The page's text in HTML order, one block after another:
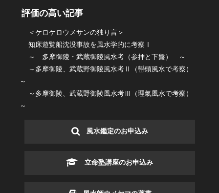
評価の高い記事
＜ケロケロウメサンの独り言＞
知床遊覧船沈没事故を風水学的に考察Ⅰ
～ 多摩御陵・武蔵御陵風水考（参拝と下盤） ～
～多摩御陵、武蔵野御陵風水考Ⅱ（巒頭風水で考察）
～
～多摩御陵、武蔵野御陵風水考Ⅲ（理氣風水で考察）
～
風水鑑定のお申込み
立命塾講座のお申込み